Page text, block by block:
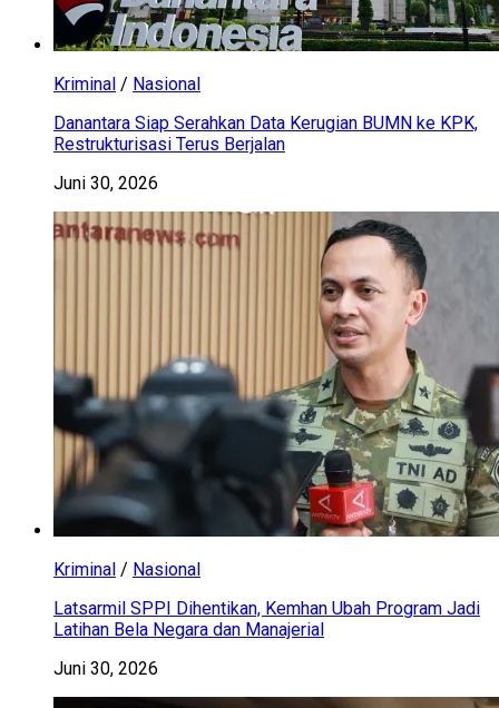
Kriminal / Nasional
Danantara Siap Serahkan Data Kerugian BUMN ke KPK,
Restrukturisasi Terus Berjalan
Juni 30, 2026
Kriminal / Nasional
Latsarmil SPPI Dihentikan, Kemhan Ubah Program Jadi
Latihan Bela Negara dan Manajerial
Juni 30, 2026